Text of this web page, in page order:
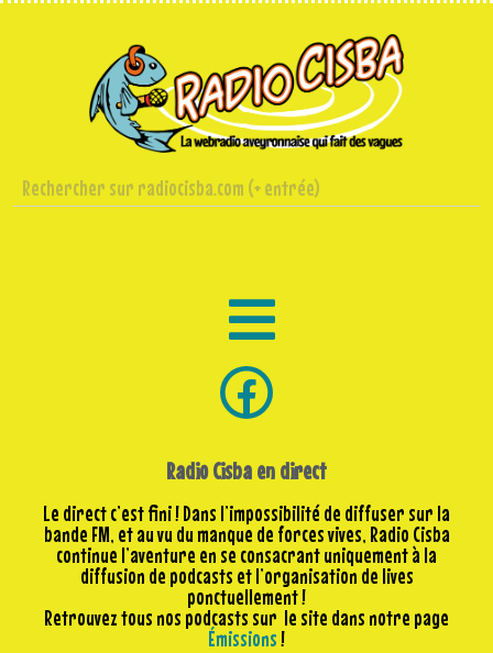
Radio Cisba en direct
Le direct c’est fini ! Dans l’impossibilité de diffuser sur la
bande FM, et au vu du manque de forces vives, Radio Cisba
continue l’aventure en se consacrant uniquement à la
diffusion de podcasts et l’organisation de lives
ponctuellement !
Retrouvez tous nos podcasts sur le site dans notre page
Émissions!